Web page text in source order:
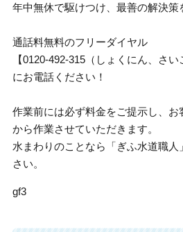
年中無休で駆けつけ、最善の解決策
通話料無料のフリーダイヤル
【0120-492-315（しょくにん、さ
にお電話ください！
作業前には必ず料金をご提示し、お
から作業させていただきます。
水まわりのことなら「ぎふ水道職
さい。
gf3